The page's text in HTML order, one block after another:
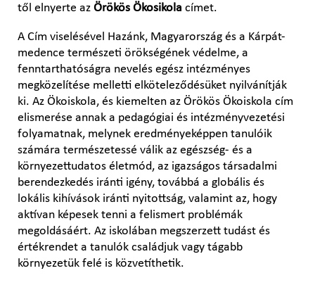
től elnyerte az Örökös Ökosikola címet.
A Cím viselésével Hazánk, Magyarország és a Kárpát-
medence természeti örökségének védelme, a
fenntarthatóságra nevelés egész intézményes
megközelítése melletti elköteleződésüket nyilvánítják
ki. Az Ökoiskola, és kiemelten az Örökös Ökoiskola cím
elismerése annak a pedagógiai és intézményvezetési
folyamatnak, melynek eredményeképpen tanulóik
számára természetessé válik az egészség- és a
környezettudatos életmód, az igazságos társadalmi
berendezkedés iránti igény, továbbá a globális és
lokális kihívások iránti nyitottság, valamint az, hogy
aktívan képesek tenni a felismert problémák
megoldásáért. Az iskolában megszerzett tudást és
értékrendet a tanulók családjuk vagy tágabb
környezetük felé is közvetíthetik.